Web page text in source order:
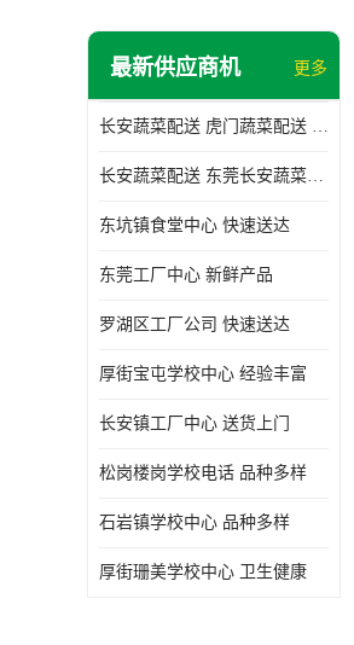
长安蔬菜配送
最新供应商机 更多
长安蔬菜配送 虎门蔬菜配送 厚街蔬菜配送 大朗蔬菜配送
长安蔬菜配送 东莞长安蔬菜配送哪家好
东坑镇食堂中心 快速送达
东莞工厂中心 新鲜产品
罗湖区工厂公司 快速送达
厚街宝屯学校中心 经验丰富
长安镇工厂中心 送货上门
松岗楼岗学校电话 品种多样
石岩镇学校中心 品种多样
厚街珊美学校中心 卫生健康